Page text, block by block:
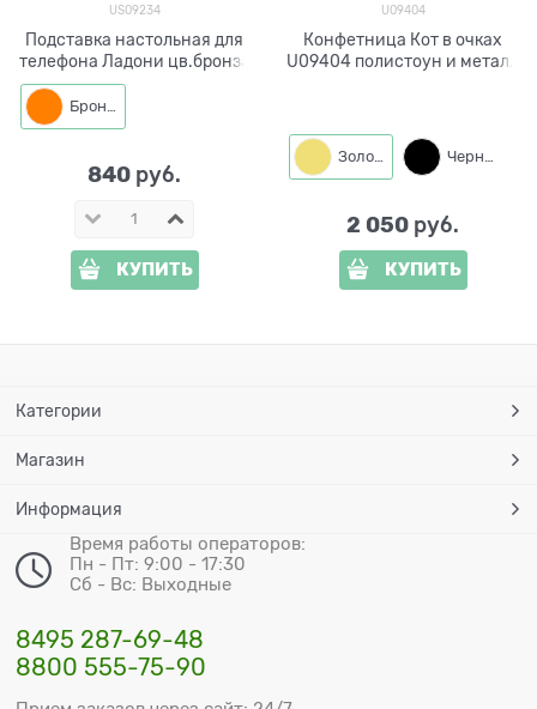
US09234
Подставка настольная для
телефона Ладони цв.бронза
Бронза
840 руб.
КУПИТЬ
U09404
Конфетница Кот в очках
U09404 полистоун и металл
Золото Черный
2 050 руб.
КУПИТЬ
Категории
Магазин
Информация
Время работы операторов:
Пн - Пт: 9:00 - 17:30
Сб - Вс: Выходные
8495 287-69-48
8800 555-75-90